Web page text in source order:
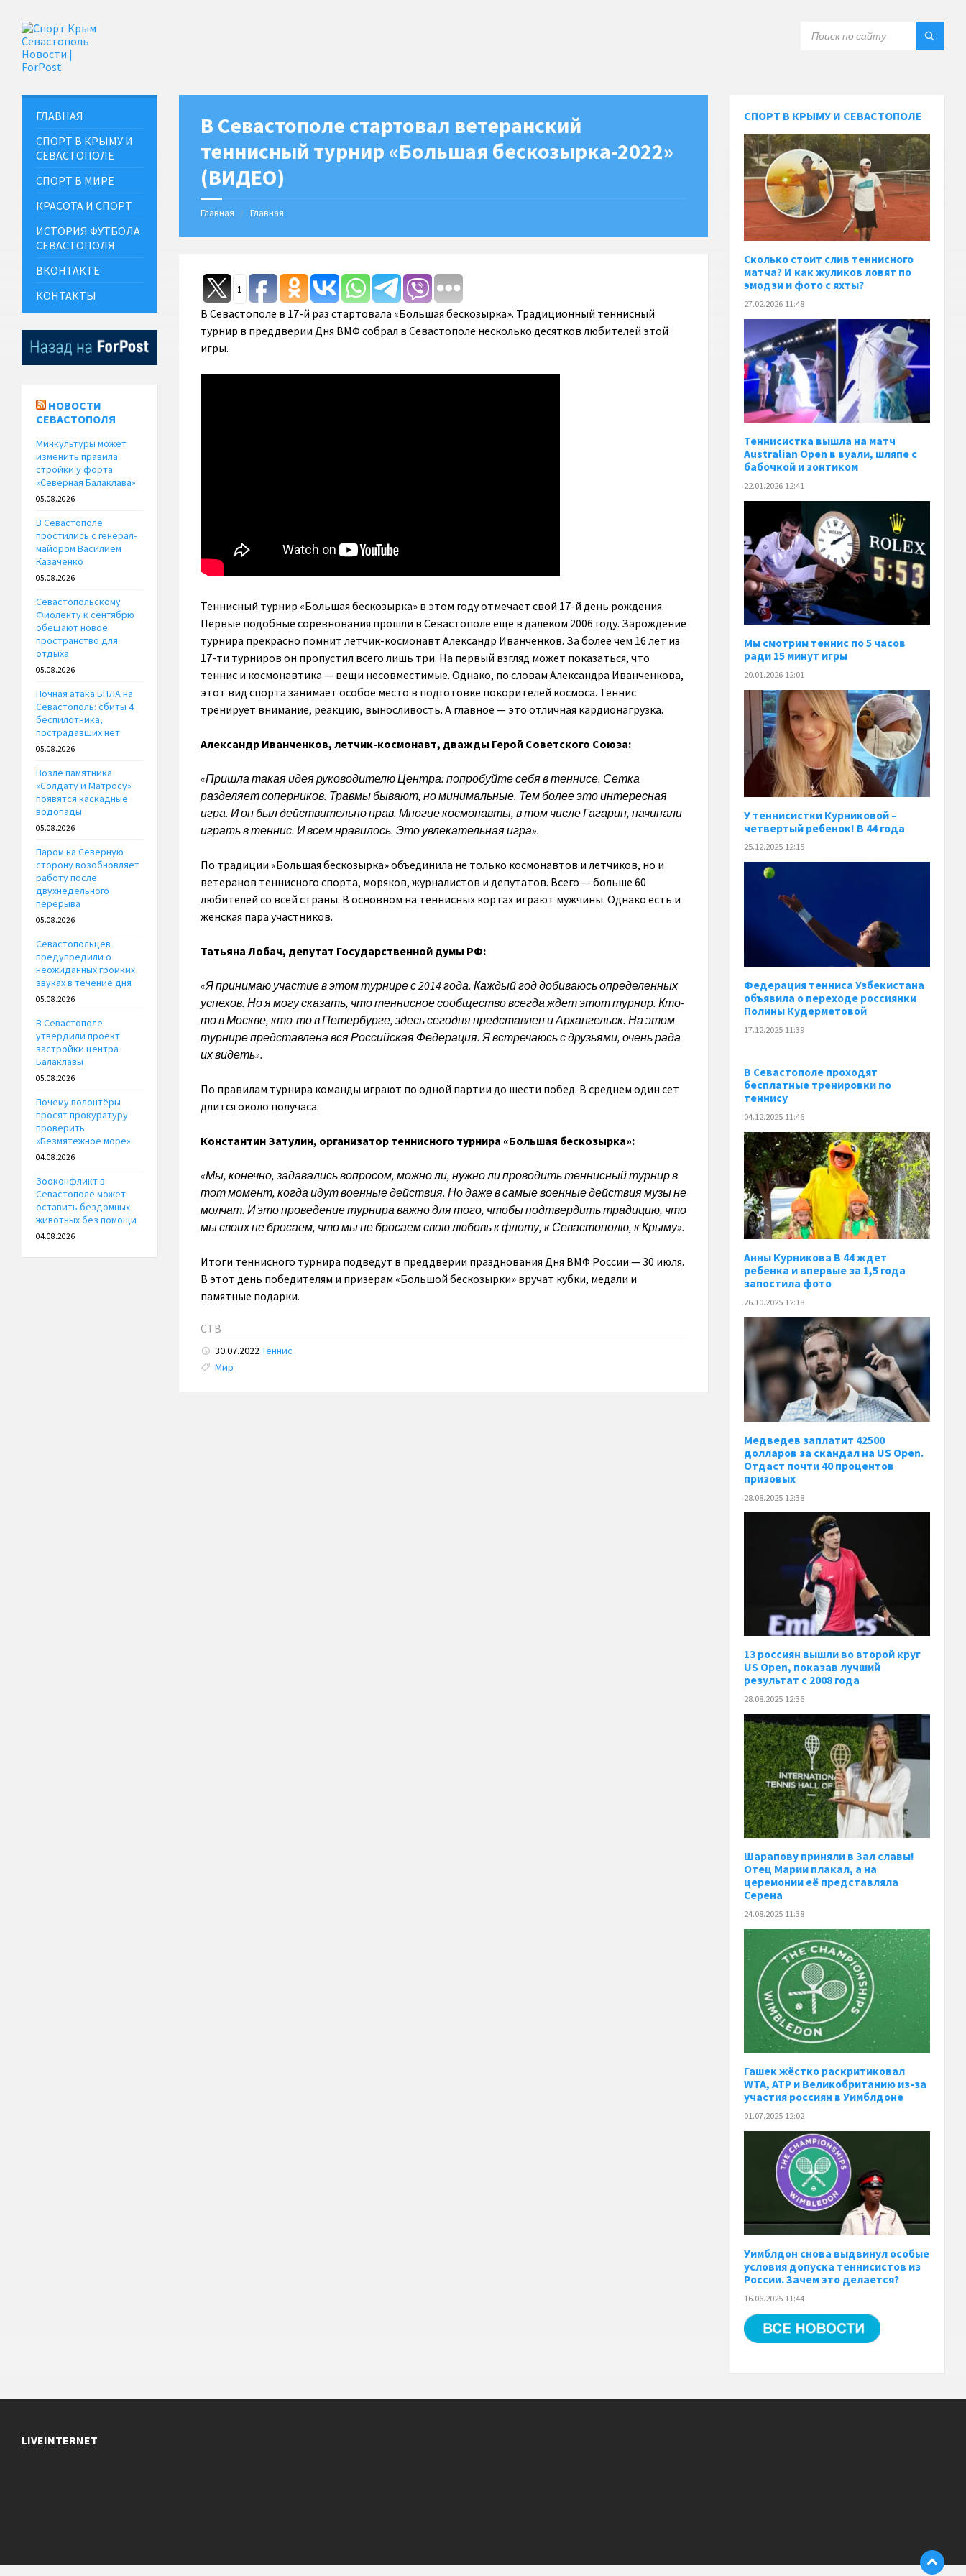
В Севастополе стартовал ветеранский
теннисный турнир «Большая бескозырка-2022»
(ВИДЕО)
Главная Главная
1
В Севастополе в 17-й раз стартовала «Большая бескозырка». Традиционный теннисный
турнир в преддверии Дня ВМФ собрал в Севастополе несколько десятков любителей этой
игры.
Теннисный турнир «Большая бескозырка» в этом году отмечает свой 17-й день рождения.
Первые подобные соревнования прошли в Севастополе еще в далеком 2006 году. Зарождение
турнира прекрасно помнит летчик-космонавт Александр Иванченков. За более чем 16 лет из
17-ти турниров он пропустил всего лишь три. На первый взгляд может показаться, что
теннис и космонавтика — вещи несовместимые. Однако, по словам Александра Иванченкова,
этот вид спорта занимает особое место в подготовке покорителей космоса. Теннис
тренирует внимание, реакцию, выносливость. А главное — это отличная кардионагрузка.
Александр Иванченков, летчик-космонавт, дважды Герой Советского Союза:
«Пришла такая идея руководителю Центра: попробуйте себя в теннисе. Сетка
разделяет соперников. Травмы бывают, но минимальные. Тем более это интересная
игра. И он был действительно прав. Многие космонавты, в том числе Гагарин, начинали
играть в теннис. И всем нравилось. Это увлекательная игра».
По традиции «Большая бескозырка» объединила не только космонавтов и летчиков, но и
ветеранов теннисного спорта, моряков, журналистов и депутатов. Всего — больше 60
любителей со всей страны. В основном на теннисных кортах играют мужчины. Однако есть и
женская пара участников.
Татьяна Лобач, депутат Государственной думы РФ:
«Я принимаю участие в этом турнире с 2014 года. Каждый год добиваюсь определенных
успехов. Но я могу сказать, что теннисное сообщество всегда ждет этот турнир. Кто-
то в Москве, кто-то в Петербурге, здесь сегодня представлен и Архангельск. На этом
турнире представлена вся Российская Федерация. Я встречаюсь с друзьями, очень рада
их видеть».
По правилам турнира команды играют по одной партии до шести побед. В среднем один сет
длится около получаса.
Константин Затулин, организатор теннисного турнира «Большая бескозырка»:
«Мы, конечно, задавались вопросом, можно ли, нужно ли проводить теннисный турнир в
тот момент, когда идут военные действия. Но даже в самые военные действия музы не
молчат. И это проведение турнира важно для того, чтобы подтвердить традицию, что
мы своих не бросаем, что мы не бросаем свою любовь к флоту, к Севастополю, к Крыму».
Итоги теннисного турнира подведут в преддверии празднования Дня ВМФ России — 30 июля.
В этот день победителям и призерам «Большой бескозырки» вручат кубки, медали и
памятные подарки.
СТВ
30.07.2022Теннис
Tags:
Мир
ГЛАВНАЯ
СПОРТ В КРЫМУ И
СЕВАСТОПОЛЕ
СПОРТ В МИРЕ
КРАСОТА И СПОРТ
ИСТОРИЯ ФУТБОЛА
СЕВАСТОПОЛЯ
ВКОНТАКТЕ
КОНТАКТЫ
НОВОСТИ
СЕВАСТОПОЛЯ
Минкультуры может
изменить правила
стройки у форта
«Северная Балаклава»
05.08.2026
В Севастополе
простились с генерал-
майором Василием
Казаченко
05.08.2026
Севастопольскому
Фиоленту к сентябрю
обещают новое
пространство для
отдыха
05.08.2026
Ночная атака БПЛА на
Севастополь: сбиты 4
беспилотника,
пострадавших нет
05.08.2026
Возле памятника
«Солдату и Матросу»
появятся каскадные
водопады
05.08.2026
Паром на Северную
сторону возобновляет
работу после
двухнедельного
перерыва
05.08.2026
Севастопольцев
предупредили о
неожиданных громких
звуках в течение дня
05.08.2026
В Севастополе
утвердили проект
застройки центра
Балаклавы
05.08.2026
Почему волонтёры
просят прокуратуру
проверить
«Безмятежное море»
04.08.2026
Зооконфликт в
Севастополе может
оставить бездомных
животных без помощи
04.08.2026
СПОРТ В КРЫМУ И СЕВАСТОПОЛЕ
Сколько стоит слив теннисного
матча? И как жуликов ловят по
эмодзи и фото с яхты?
27.02.2026 11:48
Теннисистка вышла на матч
Australian Open в вуали, шляпе с
бабочкой и зонтиком
22.01.2026 12:41
Мы смотрим теннис по 5 часов
ради 15 минут игры
20.01.2026 12:01
У теннисистки Курниковой –
четвертый ребенок! В 44 года
25.12.2025 12:15
Федерация тенниса Узбекистана
объявила о переходе россиянки
Полины Кудерметовой
17.12.2025 11:39
В Севастополе проходят
бесплатные тренировки по
теннису
04.12.2025 11:46
Анны Курникова В 44 ждет
ребенка и впервые за 1,5 года
запостила фото
26.10.2025 12:18
Медведев заплатит 42500
долларов за скандал на US Open.
Отдаст почти 40 процентов
призовых
28.08.2025 12:38
13 россиян вышли во второй круг
US Open, показав лучший
результат с 2008 года
28.08.2025 12:36
Шарапову приняли в Зал славы!
Отец Марии плакал, а на
церемонии её представляла
Серена
24.08.2025 11:38
Гашек жёстко раскритиковал
WTA, ATP и Великобританию из-за
участия россиян в Уимблдоне
01.07.2025 12:02
Уимблдон снова выдвинул особые
условия допуска теннисистов из
России. Зачем это делается?
16.06.2025 11:44
LIVEINTERNET